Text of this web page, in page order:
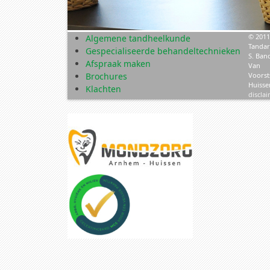
Algemene tandheelkunde
Gespecialiseerde behandeltechnieken
Afspraak maken
Brochures
Klachten
©
S.
Van